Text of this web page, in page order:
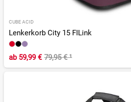
CUBE ACID
Lenkerkorb City 15 FILink
ab59,99 € 79,95 €¹